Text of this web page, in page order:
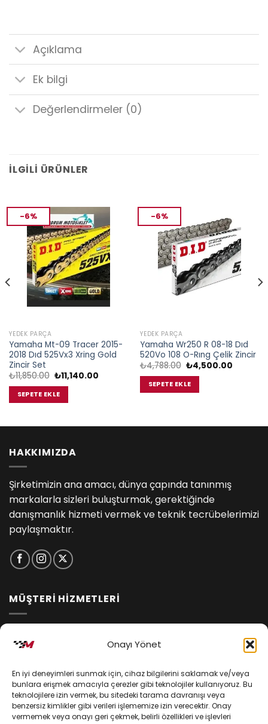
Onayı Yönet
En iyi deneyimleri sunmak için, cihaz bilgilerini saklamak ve/veya
bunlara erişmek amacıyla çerezler gibi teknolojiler kullanıyoruz. Bu
teknolojilere izin vermek, bu sitedeki tarama davranışı veya
benzersiz kimlikler gibi verileri işlememize izin verecektir. Onay
vermemek veya onayı geri çekmek, belirli özellikleri ve işlevleri
Açıklama
Ek bilgi
Değerlendirmeler (0)
İLGILI ÜRÜNLER
-6%
YEDEK PARÇA
Yamaha Mt-09 Tracer 2015-
2018 Dıd 525Vx3 Xring Gold
Zincir Set
₺11,850.00 Orijinal
fiyat:
₺11,850.00.
₺11,140.00Şu
SEPETE EKLE
-6%
YEDEK PARÇA
Yamaha Wr250 R 08-18 Dıd
520Vo 108 O-Rıng Çelik Zincir
₺4,788.00 Orijinal
fiyat:
₺4,788.00.
₺4,500.00Şu
SEPETE EKLE
HAKKIMIZDA
Şirketimizin ana amacı, dünya çapında tanınmış
markalarla sizleri buluşturmak, gerektiğinde
danışmanlık hizmeti vermek ve teknik tecrübelerimizi
paylaşmaktır.
MÜŞTERİ HİZMETLERİ
Kişisel Verilerin Korunması
Mesafeli Satış Sözleşmesi